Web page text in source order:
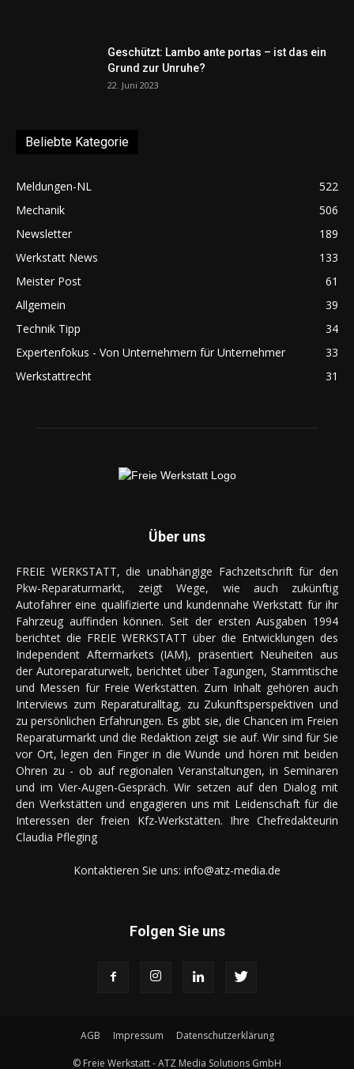
Geschützt: Lambo ante portas – ist das ein
Grund zur Unruhe?
22. Juni 2023
Beliebte Kategorie
Meldungen-NL
522
Mechanik
506
Newsletter
189
Werkstatt News
133
Meister Post
61
Allgemein
39
Technik Tipp
34
Expertenfokus - Von Unternehmern für Unternehmer
33
Werkstattrecht
31
Über uns
FREIE WERKSTATT, die unabhängige Fachzeitschrift für den
Pkw-Reparaturmarkt, zeigt Wege, wie auch zukünftig
Autofahrer eine qualifizierte und kundennahe Werkstatt für ihr
Fahrzeug auffinden können. Seit der ersten Ausgaben 1994
berichtet die FREIE WERKSTATT über die Entwicklungen des
Independent Aftermarkets (IAM), präsentiert Neuheiten aus
der Autoreparaturwelt, berichtet über Tagungen, Stammtische
und Messen für Freie Werkstätten. Zum Inhalt gehören auch
Interviews zum Reparaturalltag, zu Zukunftsperspektiven und
zu persönlichen Erfahrungen. Es gibt sie, die Chancen im Freien
Reparaturmarkt und die Redaktion zeigt sie auf. Wir sind für Sie
vor Ort, legen den Finger in die Wunde und hören mit beiden
Ohren zu - ob auf regionalen Veranstaltungen, in Seminaren
und im Vier-Augen-Gespräch. Wir setzen auf den Dialog mit
den Werkstätten und engagieren uns mit Leidenschaft für die
Interessen der freien Kfz-Werkstätten. Ihre Chefredakteurin
Claudia Pfleging
Kontaktieren Sie uns: info@atz-media.de
Folgen Sie uns
AGB Impressum Datenschutzerklärung
© Freie Werkstatt - ATZ Media Solutions GmbH